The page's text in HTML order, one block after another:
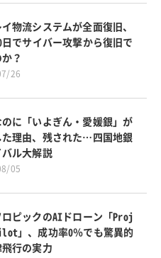
物流システムが全面復旧、
日でサイバー攻撃から復旧で
？
26
に「いよぎん・愛媛銀」が
理由、残された…四国地銀
ル大解説
05
ロピックのAIドローン「Proj
」、成功率0％でも驚異的
行の実力